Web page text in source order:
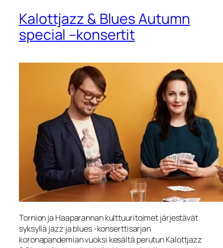
Kalottjazz & Blues Autumn
special –konsertit
Tornion ja Haaparannan kulttuuritoimet järjestävät
syksyllä jazz ja blues -konserttisarjan
koronapandemian vuoksi kesältä perutun Kalottjazz